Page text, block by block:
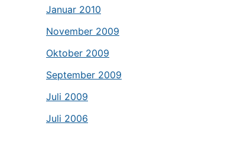
Januar 2010
November 2009
Oktober 2009
September 2009
Juli 2009
Juli 2006